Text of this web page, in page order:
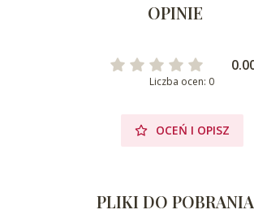
OPINIE
Liczba ocen: 0
OCEŃ I OPISZ
PLIKI DO POBRANIA